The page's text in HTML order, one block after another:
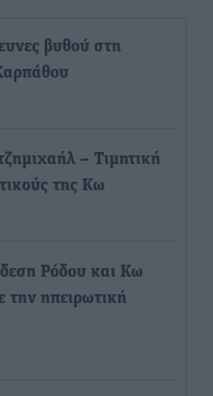
βυθού στη
– Τιμητική
της Κω
Ρόδου και Κω
ηπειρωτική